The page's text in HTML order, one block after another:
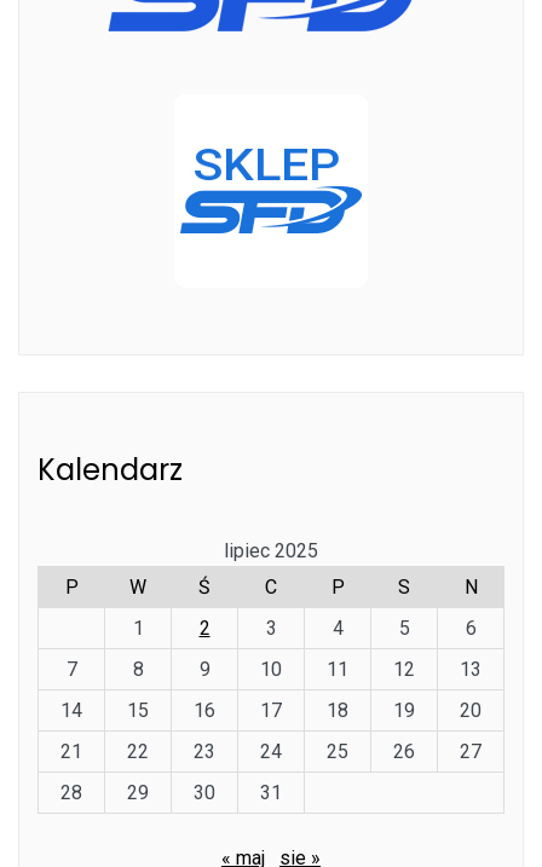
Kalendarz
lipiec 2025
P
W Ś C P S
N
1
2 3 4 5
6
7
8 9 10 11 12
13
14
15 16 17 18 19
20
21
22 23 24 25 26
27
28
29 30 31
« maj sie »